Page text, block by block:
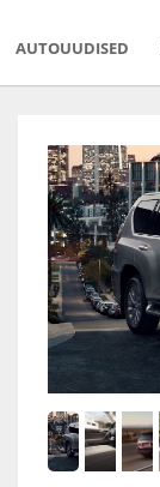
AUTOUUDISED